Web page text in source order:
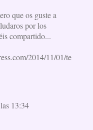
que os guste a
por los
compartido...
2014/11/01/te
13:34